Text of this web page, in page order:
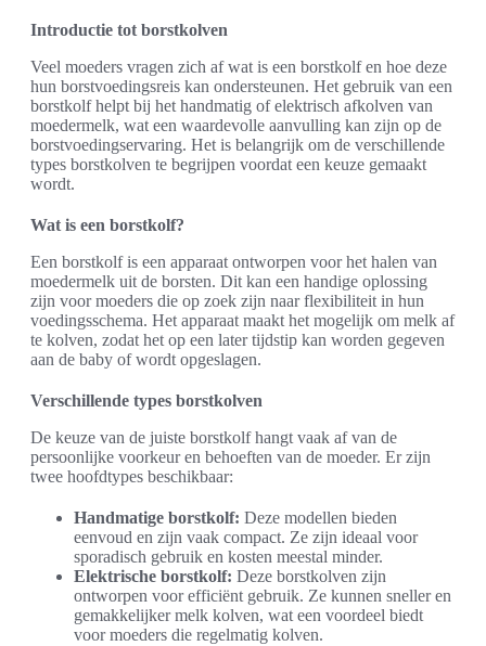
Introductie tot borstkolven
Veel moeders vragen zich af wat is een borstkolf en hoe deze
hun borstvoedingsreis kan ondersteunen. Het gebruik van een
borstkolf helpt bij het handmatig of elektrisch afkolven van
moedermelk, wat een waardevolle aanvulling kan zijn op de
borstvoedingservaring. Het is belangrijk om de verschillende
types borstkolven te begrijpen voordat een keuze gemaakt
wordt.
Wat is een borstkolf?
Een borstkolf is een apparaat ontworpen voor het halen van
moedermelk uit de borsten. Dit kan een handige oplossing
zijn voor moeders die op zoek zijn naar flexibiliteit in hun
voedingsschema. Het apparaat maakt het mogelijk om melk af
te kolven, zodat het op een later tijdstip kan worden gegeven
aan de baby of wordt opgeslagen.
Verschillende types borstkolven
De keuze van de juiste borstkolf hangt vaak af van de
persoonlijke voorkeur en behoeften van de moeder. Er zijn
twee hoofdtypes beschikbaar:
Handmatige borstkolf: Deze modellen bieden
eenvoud en zijn vaak compact. Ze zijn ideaal voor
sporadisch gebruik en kosten meestal minder.
Elektrische borstkolf: Deze borstkolven zijn
ontworpen voor efficiënt gebruik. Ze kunnen sneller en
gemakkelijker melk kolven, wat een voordeel biedt
voor moeders die regelmatig kolven.